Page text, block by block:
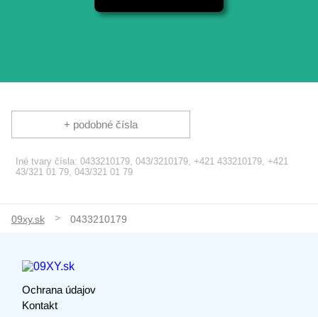
+ podobné čísla
Iné tvary čísla: 0433210179, 043/3210179, +421 433210179, +421
43/321 01 79, 043/321 01 79
09xy.sk 0433210179
Ochrana údajov
Kontakt